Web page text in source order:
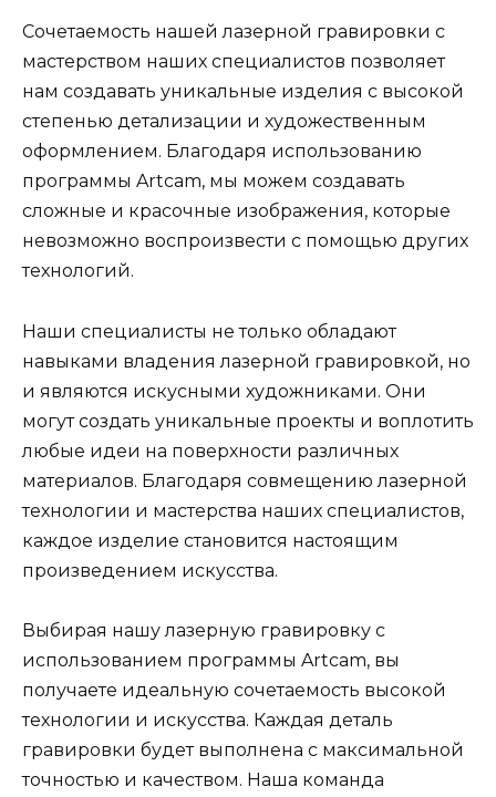
Сочетаемость нашей лазерной гравировки с
мастерством наших специалистов позволяет
нам создавать уникальные изделия с высокой
степенью детализации и художественным
оформлением. Благодаря использованию
программы Artcam, мы можем создавать
сложные и красочные изображения, которые
невозможно воспроизвести с помощью других
технологий.
Наши специалисты не только обладают
навыками владения лазерной гравировкой, но
и являются искусными художниками. Они
могут создать уникальные проекты и воплотить
любые идеи на поверхности различных
материалов. Благодаря совмещению лазерной
технологии и мастерства наших специалистов,
каждое изделие становится настоящим
произведением искусства.
Выбирая нашу лазерную гравировку с
использованием программы Artcam, вы
получаете идеальную сочетаемость высокой
технологии и искусства. Каждая деталь
гравировки будет выполнена с максимальной
точностью и качеством. Наша команда